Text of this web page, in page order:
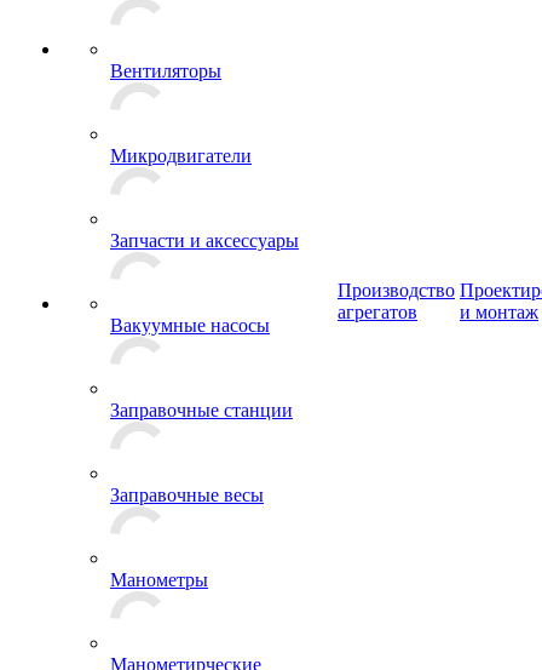
Вентиляторы
Микродвигатели
Запчасти и аксессуары
Вакуумные насосы
Заправочные станции
Заправочные весы
Манометры
Манометирческие
Производство
агрегатов
и монтаж